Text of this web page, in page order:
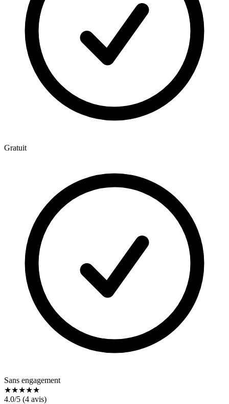
Gratuit
Sans engagement
★★★★★
4.0/5 (4 avis)